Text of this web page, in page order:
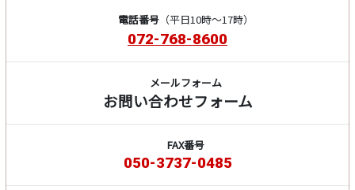
電話番号（平日10時～17時）
072-768-8600
メールフォーム
お問い合わせフォーム
FAX番号
050-3737-0485